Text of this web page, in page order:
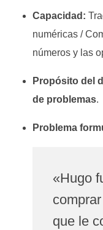
Capacidad:
numéricas /
números y las
Propósito del
de problemas.
Problema
«Hugo
que le